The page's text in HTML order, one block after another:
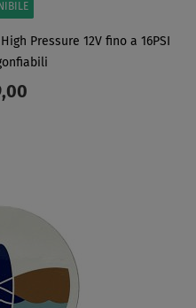
Pressure 12V fino a 16PSI